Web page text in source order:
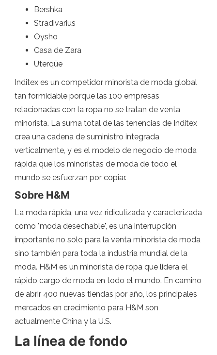
Bershka
Stradivarius
Oysho
Casa de Zara
Uterqüe
Inditex es un competidor minorista de moda global
tan formidable porque las 100 empresas
relacionadas con la ropa no se tratan de venta
minorista. La suma total de las tenencias de Inditex
crea una cadena de suministro integrada
verticalmente, y es el modelo de negocio de moda
rápida que los minoristas de moda de todo el
mundo se esfuerzan por copiar.
Sobre H&M
La moda rápida, una vez ridiculizada y caracterizada
como "moda desechable", es una interrupción
importante no solo para la venta minorista de moda
sino también para toda la industria mundial de la
moda. H&M es un minorista de ropa que lidera el
rápido cargo de moda en todo el mundo. En camino
de abrir 400 nuevas tiendas por año, los principales
mercados en crecimiento para H&M son
actualmente China y la U.S.
La línea de fondo